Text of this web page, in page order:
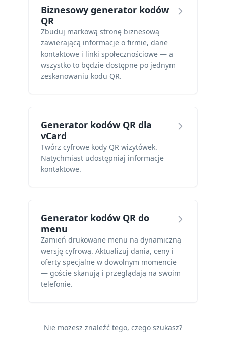
Biznesowy generator kodów
QR
Zbuduj markową stronę biznesową
zawierającą informacje o firmie, dane
kontaktowe i linki społecznościowe — a
wszystko to będzie dostępne po jednym
zeskanowaniu kodu QR.
Generator kodów QR dla
vCard
Twórz cyfrowe kody QR wizytówek.
Natychmiast udostępniaj informacje
kontaktowe.
Generator kodów QR do
menu
Zamień drukowane menu na dynamiczną
wersję cyfrową. Aktualizuj dania, ceny i
oferty specjalne w dowolnym momencie
— goście skanują i przeglądają na swoim
telefonie.
Nie możesz znaleźć tego, czego szukasz?